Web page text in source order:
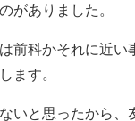
がありました。
前科かそれに近い
ます。
いと思ったから、